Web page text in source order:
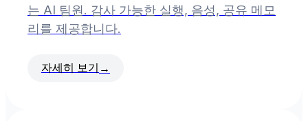
는 AI 팀원. 감사 가능한 실행, 음성, 공유 메모
리를 제공합니다.
자세히 보기 →